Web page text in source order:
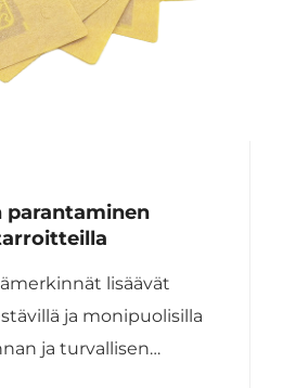
parantaminen
lisäävät
ja monipuolisilla
ja turvallisen